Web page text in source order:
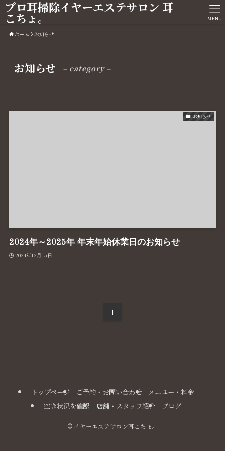
プロ耳掃除イヤーエステサロン 耳
こちょ。 MENU
ホーム お知らせ
お知らせ – category –
お知らせ
2024年～2025年 年末年始休業日のお知らせ
2024年12月15日
1
トップページ ご予約・お問い合わせ
メニユー・料金
空き状況を確認
店舗・スタッフ紹介 ブログ
©イヤーエステサロン耳こちょ。